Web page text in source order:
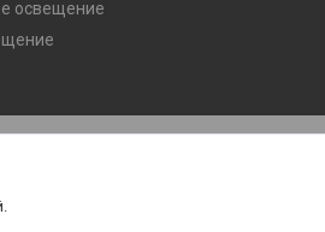
освещение